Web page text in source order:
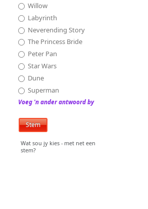
Willow
Labyrinth
Neverending Story
The Princess Bride
Peter Pan
Star Wars
Dune
Superman
Voeg 'n ander antwoord by
Wat sou jy kies - met net een
stem?